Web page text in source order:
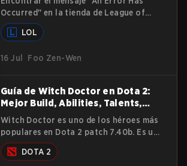
Occurred" en la tienda de League of
Legends puede ser una experiencia
frustrante para los jugadores ansiosos
contenido del juego. Esta guía
ayudarte a resolver este problema y
volver a disfrutar de tu juego.
LOL
16 Jul Foo Zen-Wen
Guía de Witch Doctor en Dota 2:
Mejor Build, Abilities, Talents,
Strategies y Lore
Witch Doctor es uno de los héroes más
populares en Dota 2 patch 7.40b. Es un
laner fuerte, inflige un daño fantástico
todo el juego y sostiene a su team. En
DOTA 2